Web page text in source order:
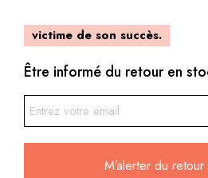
victime de son succès.
Être informé du retour en
M’alerter du